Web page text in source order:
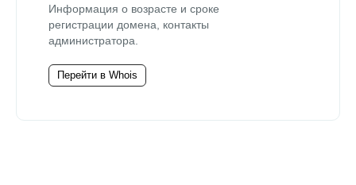
Информация о возрасте и сроке
регистрации домена, контакты
администратора.
Перейти в Whois